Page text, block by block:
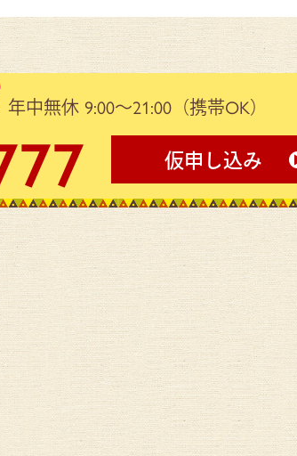
年中無休 9:00～21:00 （携帯OK）
仮申し込み